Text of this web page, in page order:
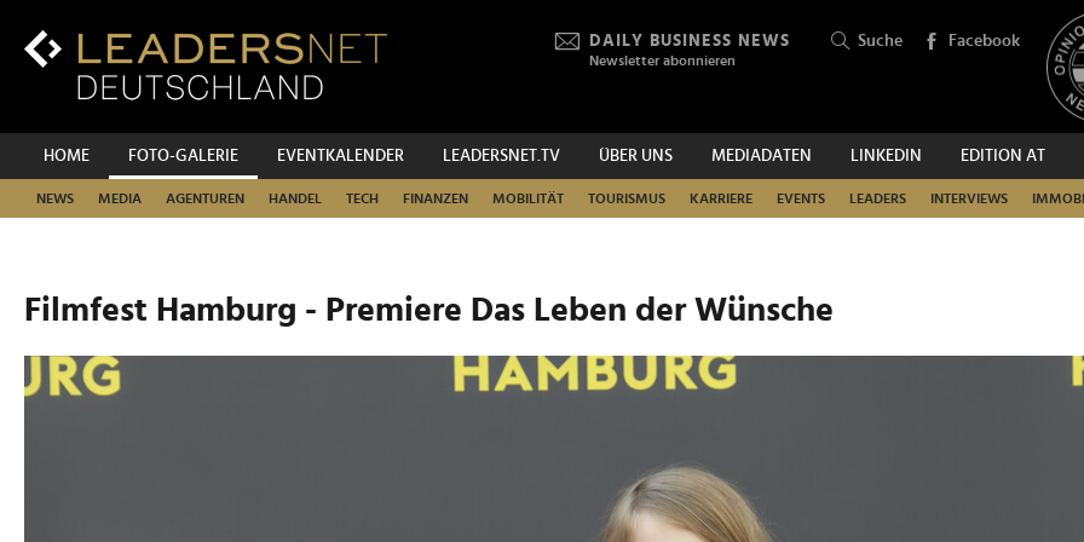
Inhalt
Hauptnavigation
DAILY BUSINESS NEWS
Newsletter abonnieren
Suche Facebook
HOME FOTO-GALERIE EVENTKALENDER LEADERSNET.TV ÜBER UNS MEDIADATEN LINKEDIN EDITION AT
NEWS MEDIA AGENTUREN HANDEL TECH FINANZEN MOBILITÄT TOURISMUS KARRIERE EVENTS LEADERS INTERVIEWS
SUCHEN
Filmfest Hamburg - Premiere Das Leben der Wünsche